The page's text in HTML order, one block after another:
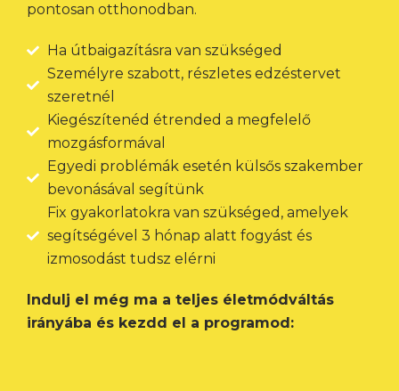
pontosan otthonodban.
Ha útbaigazításra van szükséged
Személyre szabott, részletes edzéstervet
szeretnél
Kiegészítenéd étrended a megfelelő
mozgásformával
Egyedi problémák esetén külsős szakember
bevonásával segítünk
Fix gyakorlatokra van szükséged, amelyek
segítségével 3 hónap alatt fogyást és
izmosodást tudsz elérni
Indulj el még ma a teljes életmódváltás
irányába és kezdd el a programod: